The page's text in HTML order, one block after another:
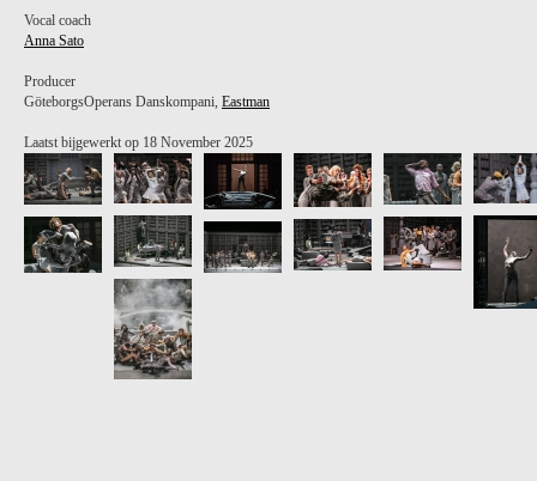
Vocal coach
Anna Sato
Producer
GöteborgsOperans Danskompani, Eastman
Laatst bijgewerkt op 18 November 2025